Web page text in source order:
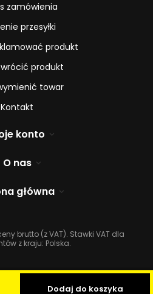
Dodaj do koszyka
zamówienia
przesyłki
produkt
produkt
towar
Kontakt
konto
O nas
główna
brutto (z VAT). Stawki VAT dla
z kraju: Polska.